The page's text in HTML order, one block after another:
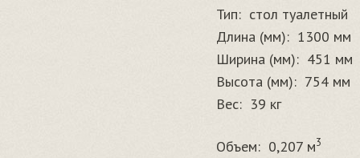
Тип: стол туалетный
Длина (мм): 1300 мм
Ширина (мм): 451 мм
Высота (мм): 754 мм
Вес: 39 кг
Объем: 0,207 м3